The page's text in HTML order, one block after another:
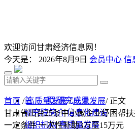
欢迎访问甘肃经济信息网！
今天是： 2026年8月9日 会员中心 信
首 页 研究成果
研究院简介 信息化建设
组织机构 高质量发展
首页 /高质量发展/产业发展/ 正文
甘肃省出台25条中小微企业纾困帮
一定条件 一次性补助3万至15万元